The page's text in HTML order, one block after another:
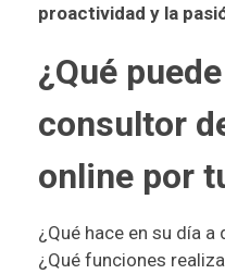
proactividad y la
¿Qué
consultor
online por
¿Qué hace en su día
¿Qué funciones